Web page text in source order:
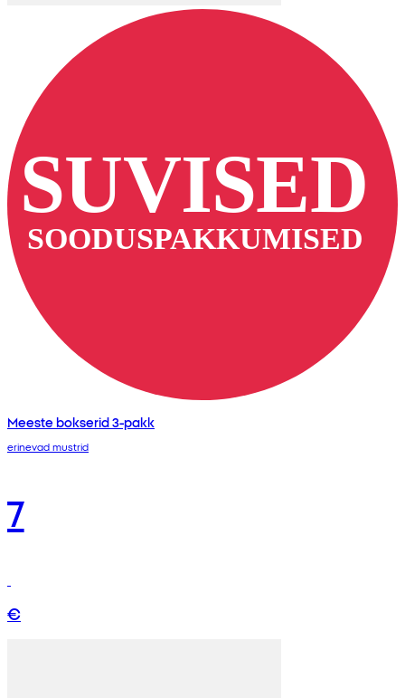
Meeste bokserid 3-pakk
erinevad mustrid
7
€